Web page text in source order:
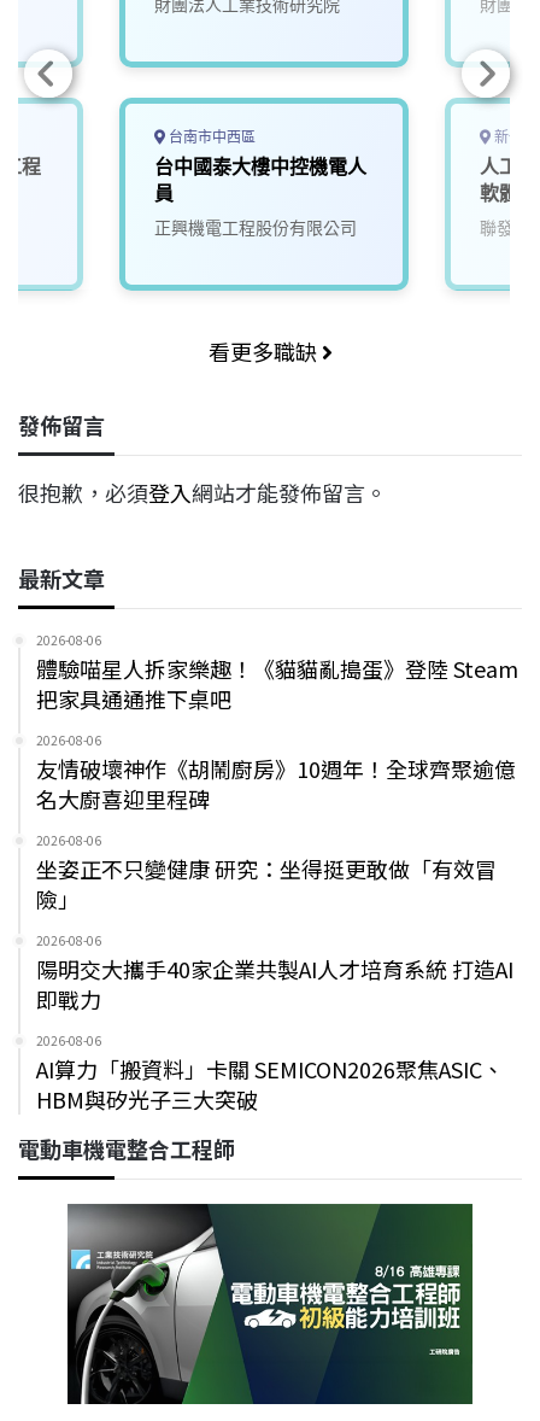
程
財團法人工業技術研究院
台南市中西區
台中國泰大樓中控機電人
員
正興機電工程股份有限公司
財團法
新竹
人工
軟體
聯發科
看更多職缺
發佈留言
很抱歉，必須登入網站才能發佈留言。
最新文章
2026-08-06
體驗喵星人拆家樂趣！《貓貓亂搗蛋》登陸 Steam
把家具通通推下桌吧
2026-08-06
友情破壞神作《胡鬧廚房》10週年！全球齊聚逾億
名大廚喜迎里程碑
2026-08-06
坐姿正不只變健康 研究：坐得挺更敢做「有效冒
險」
2026-08-06
陽明交大攜手40家企業共製AI人才培育系統 打造AI
即戰力
2026-08-06
AI算力「搬資料」卡關 SEMICON2026聚焦ASIC、
HBM與矽光子三大突破
電動車機電整合工程師